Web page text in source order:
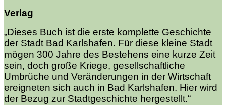
Verlag
„Dieses Buch ist die erste komplette Geschichte
der Stadt Bad Karlshafen. Für diese kleine Stadt
mögen 300 Jahre des Bestehens eine kurze Zeit
sein, doch große Kriege, gesellschaftliche
Umbrüche und Veränderungen in der Wirtschaft
ereigneten sich auch in Bad Karlshafen. Hier wird
der Bezug zur Stadtgeschichte hergestellt.“